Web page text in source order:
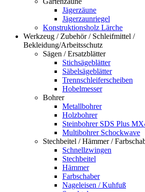
Jägerzäune
Jägerzaunriegel
Konstruktionsholz Lärche
Werkzeug / Zubehör / Schleifmittel /
Bekleidung/Arbeitsschutz
Sägen / Ersatzblätter
Stichsägeblätter
Säbelsägeblätter
Trennschleiferscheiben
Hobelmesser
Bohrer
Metallbohrer
Holzbohrer
Steinbohrer SDS Plus
Multibohrer Schockwave
Stechbeitel / Hämmer /
Schnellzwingen
Stechbeitel
Hämmer
Farbschaber
Nageleisen / Kuhfuß